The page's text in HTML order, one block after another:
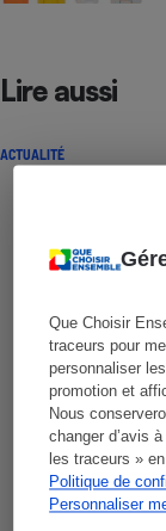
Que Choisir
traceurs pour
personnaliser
promotion et
Nous
changer d’avis
les traceurs »
Politique de
Personnaliser
Lire aussi
ACTUALITÉ